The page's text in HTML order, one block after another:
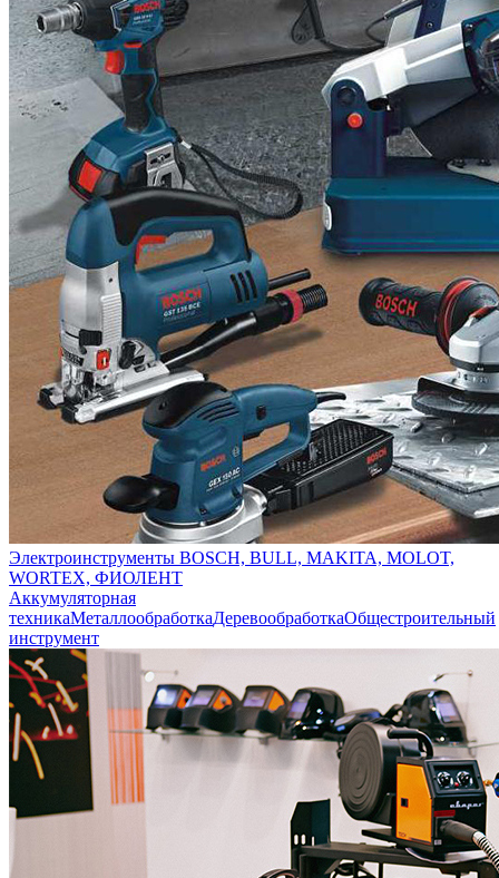
Электроинструменты BOSCH, BULL, MAKITA, MOLOT,
WORTEX, ФИОЛЕНТ
Аккумуляторная
техникаМеталлообработкаДеревообработкаОбщестроительный
инструмент